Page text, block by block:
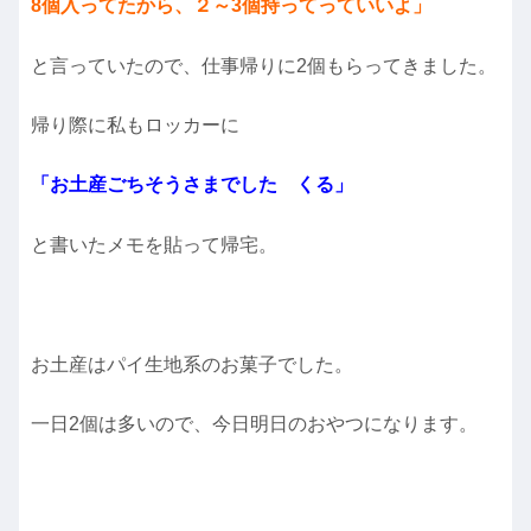
8個入ってたから、２～3個持ってっていいよ」
と言っていたので、仕事帰りに2個もらってきました。
帰り際に私もロッカーに
「お土産ごちそうさまでした くる」
と書いたメモを貼って帰宅。
お土産はパイ生地系のお菓子でした。
一日2個は多いので、今日明日のおやつになります。